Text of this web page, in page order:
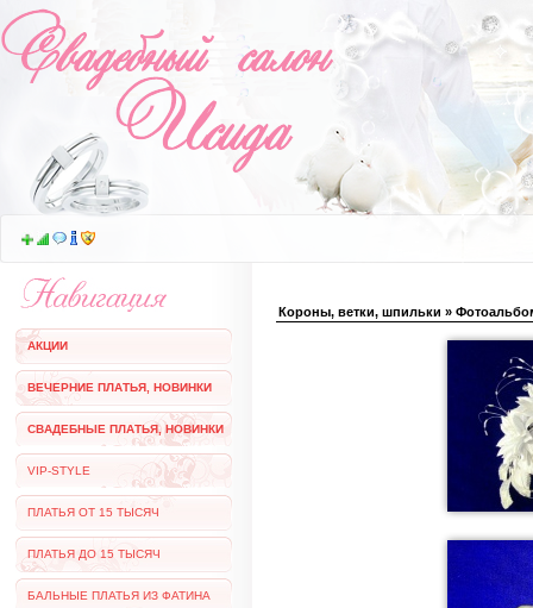
Короны, ветки, шпильки »
АКЦИИ
ВЕЧЕРНИЕ ПЛАТЬЯ, НОВИНКИ
СВАДЕБНЫЕ ПЛАТЬЯ, НОВИНКИ
VIP-STYLE
ПЛАТЬЯ ОТ 15 ТЫСЯЧ
ПЛАТЬЯ ДО 15 ТЫСЯЧ
БАЛЬНЫЕ ПЛАТЬЯ ИЗ ФАТИНА